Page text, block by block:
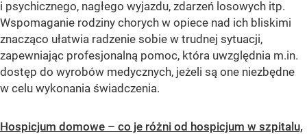
i psychicznego, nagłego wyjazdu, zdarzeń losowych itp.
Wspomaganie rodziny chorych w opiece nad ich bliskimi
znacząco ułatwia radzenie sobie w trudnej sytuacji,
zapewniając profesjonalną pomoc, która uwzględnia m.in.
dostęp do wyrobów medycznych, jeżeli są one niezbędne
w celu wykonania świadczenia.
Hospicjum domowe – co je różni od hospicjum w szpitalu,